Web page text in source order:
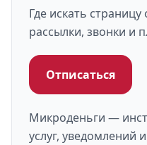
Где искать
рассылки, звонки и
Отписаться
Микроденьги —
услуг, уведомлений